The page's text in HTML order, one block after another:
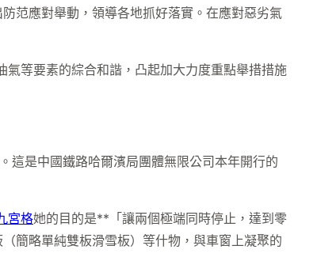
范應對舉動，領導各地抓好落實。在應對惡劣氣
氣等要素的綜合和諧，凸起加大力度重點舉措措施
這是中國鐵路哈爾濱局團體無限公司本年開行的
宮格她的目的是**「讓兩個極端同時停止，達到零
簡略單純雙板滑雪板）等什物，與車窗上凝聚的